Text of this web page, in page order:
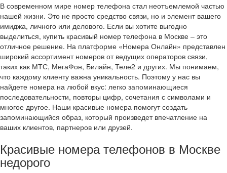
В современном мире номер телефона стал неотъемлемой частью
нашей жизни. Это не просто средство связи, но и элемент вашего
имиджа, личного или делового. Если вы хотите выгодно
выделиться, купить красивый номер телефона в Москве – это
отличное решение. На платформе «Номера Онлайн» представлен
широкий ассортимент номеров от ведущих операторов связи,
таких как МТС, МегаФон, Билайн, Теле2 и других. Мы понимаем,
что каждому клиенту важна уникальность. Поэтому у нас вы
найдете номера на любой вкус: легко запоминающиеся
последовательности, повторы цифр, сочетания с символами и
многое другое. Наши красивые номера помогут создать
запоминающийся образ, который произведет впечатление на
ваших клиентов, партнеров или друзей.
Красивые номера телефонов в Москве
недорого